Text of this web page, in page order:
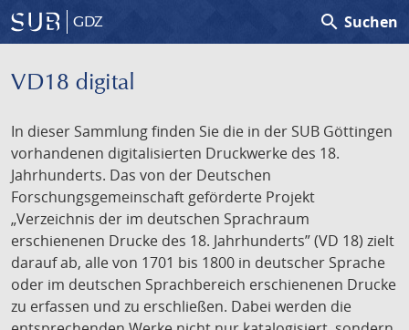
GDZ search Suchen
VD18 digital
In dieser Sammlung finden Sie die in der SUB Göttingen
vorhandenen digitalisierten Druckwerke des 18.
Jahrhunderts. Das von der Deutschen
Forschungsgemeinschaft geförderte Projekt
„Verzeichnis der im deutschen Sprachraum
erschienenen Drucke des 18. Jahrhunderts” (VD 18) zielt
darauf ab, alle von 1701 bis 1800 in deutscher Sprache
oder im deutschen Sprachbereich erschienenen Drucke
zu erfassen und zu erschließen. Dabei werden die